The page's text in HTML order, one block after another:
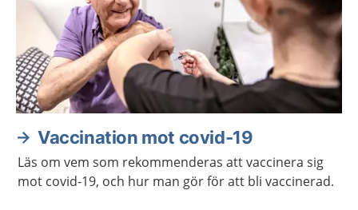
Vaccination mot covid-19
Läs om vem som rekommenderas att vaccinera sig
mot covid-19, och hur man gör för att bli vaccinerad.